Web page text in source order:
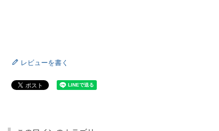
レビューを書く